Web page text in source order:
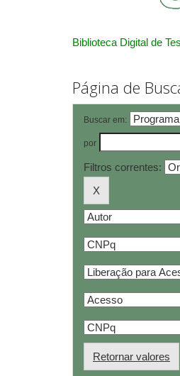
Biblioteca Digital de
Página de
Buscar em:
por
Filtros correntes:
Retornar valores